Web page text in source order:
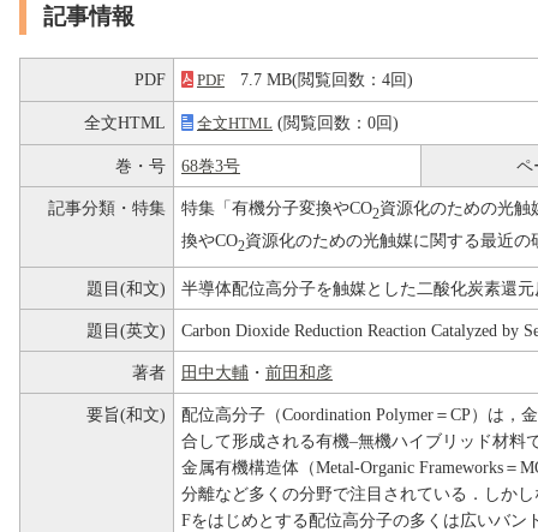
記事情報
PDF PDF 7.7 MB(閲覧回数：4回)
全文HTML 全文HTML (閲覧回数：0回)
巻・号 68巻3号 ペ
記事分類・特集 特集「有機分子変換やCO2資源化のための光触
換やCO2資源化のための光触媒に関する最近の
題目(和文) 半導体配位高分子を触媒とした二酸化炭素還元
題目(英文) Carbon Dioxide Reduction Reaction Catalyzed by
著者 田中大輔 ・ 前田和彦
要旨(和文)
配位高分子（Coordination Polymer＝CP）は，
合して形成される有機–無機ハイブリッド材料
金属有機構造体（Metal-Organic Frameworks＝
分離など多くの分野で注目されている．しか
Fをはじめとする配位高分子の多くは広いバン